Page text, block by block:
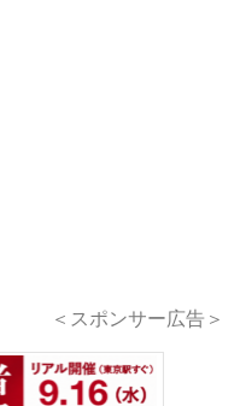
＜スポンサー広告＞